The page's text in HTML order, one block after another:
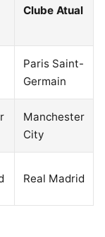
Clube Atual
Paris Saint-
Germain
Manchester
City
Real Madrid